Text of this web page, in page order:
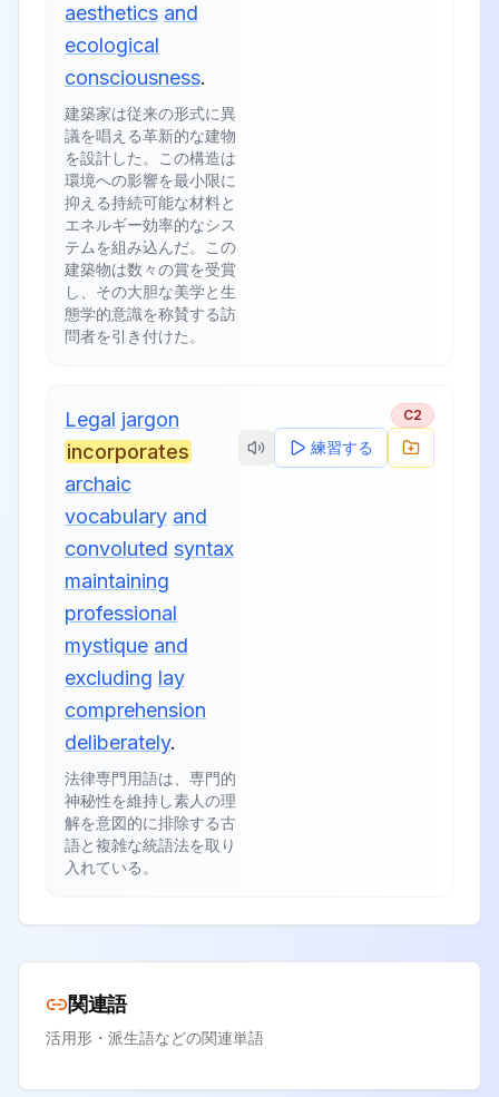
aesthetics and
ecological
consciousness.
建築家は従来の形式に異
議を唱える革新的な建物
を設計した。この構造は
環境への影響を最小限に
抑える持続可能な材料と
エネルギー効率的なシス
テムを組み込んだ。この
建築物は数々の賞を受賞
し、その大胆な美学と生
態学的意識を称賛する訪
問者を引き付けた。
Legal jargon
incorporates
archaic
vocabulary and
convoluted syntax
maintaining
professional
mystique and
excluding lay
comprehension
deliberately.
法律専門用語は、専門的
神秘性を維持し素人の理
解を意図的に排除する古
語と複雑な統語法を取り
入れている。
C2
練習する
関連語
活用形・派生語などの関連単語